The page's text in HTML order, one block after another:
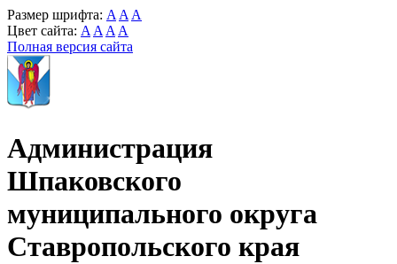
Размер шрифта: A A A
Цвет сайта: A A A A
Полная версия сайта
Администрация
Шпаковского
муниципального округа
Ставропольского края